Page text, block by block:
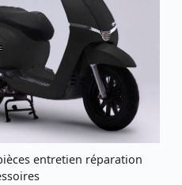
entretien réparation